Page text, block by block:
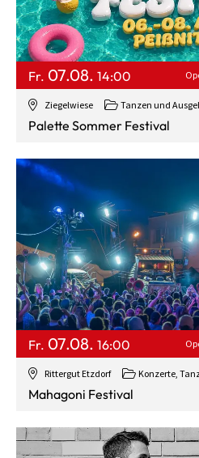
Ziegelwiese Tanzen und
Fr. 07.08. 14:00
Palette Sommer Festival
Rittergut Etzdorf Konzerte,
Fr. 07.08. 16:00
Mahagoni Festival